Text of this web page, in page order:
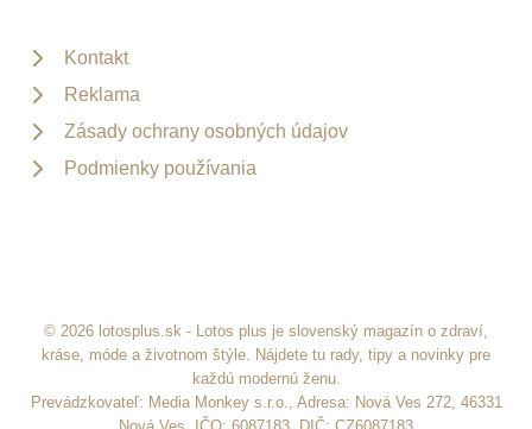
Kontakt
Reklama
Zásady ochrany osobných údajov
Podmienky používania
© 2026 lotosplus.sk - Lotos plus je slovenský magazín o zdraví,
kráse, móde a životnom štýle. Nájdete tu rady, tipy a novinky pre
každú modernú ženu.
Prevádzkovateľ: Media Monkey s.r.o., Adresa: Nová Ves 272, 46331